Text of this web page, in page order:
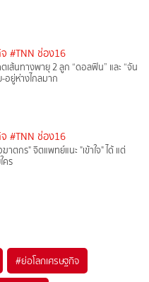
#TNN ช่อง16
เส้นทางพายุ 2 ลูก “ดอลฟิน” และ “จัน
-อยู่ห่างไกลมาก
#TNN ช่อง16
าตกร" จิตแพทย์แนะ "เข้าใจ" ได้ แต่
คร
#ย่อโลกเศรษฐกิจ